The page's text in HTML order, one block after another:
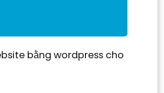
bằng wordpress cho